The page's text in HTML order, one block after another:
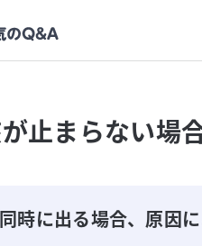
止まらない場
時に出る場合、原因